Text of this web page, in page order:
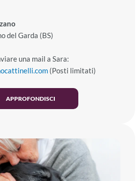
del Garda (BS)
una mail a Sara:
(Posti limitati)
APPROFONDISCI